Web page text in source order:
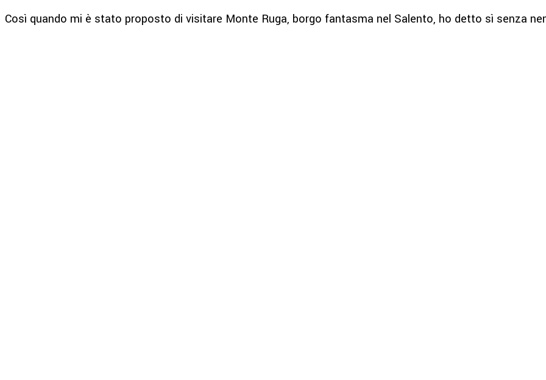
Così quando mi è stato proposto di visitare Monte Ruga, borgo fantasma nel Salento, ho detto sì senza